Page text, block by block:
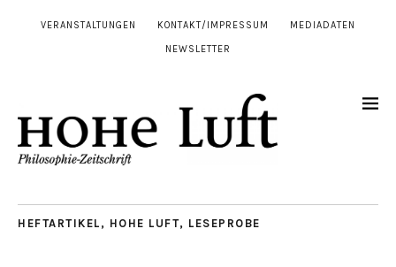
VERANSTALTUNGEN KONTAKT/IMPRESSUM MEDIADATEN
NEWSLETTER
HEFTARTIKEL , HOHE LUFT, LESEPROBE